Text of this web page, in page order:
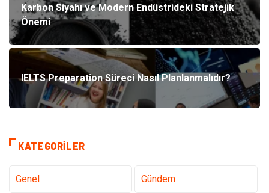
Karbon Siyahı ve Modern Endüstrideki Stratejik
Önemi
IELTS Preparation Süreci Nasıl Planlanmalıdır?
KATEGORILER
Genel Gündem